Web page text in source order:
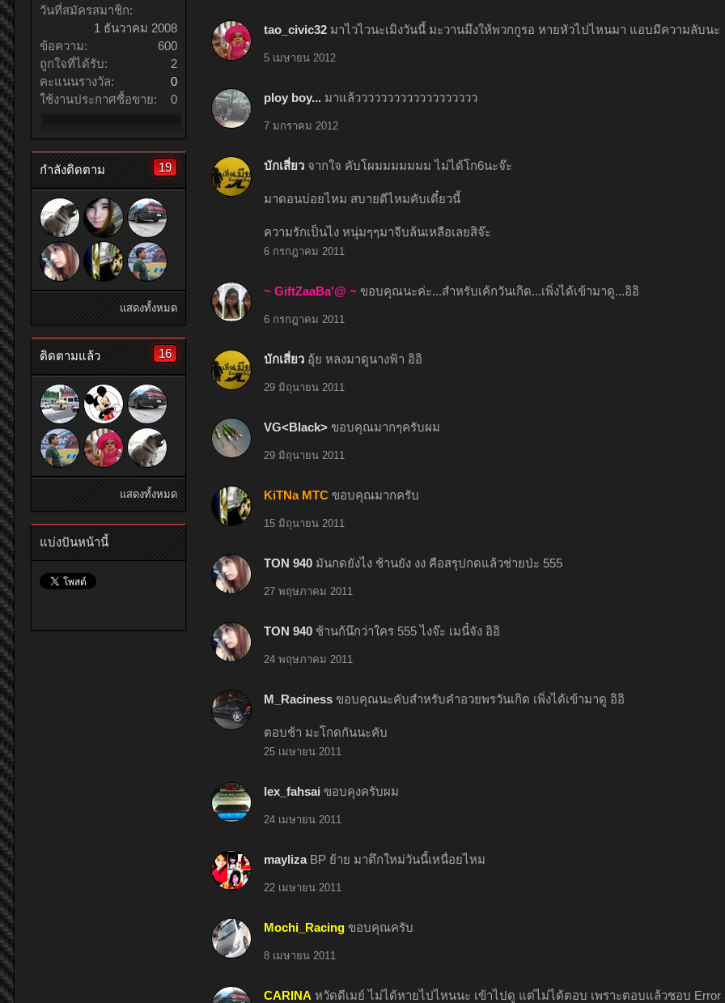
วันที่สมัครสมาชิก:
1 ธันวาคม 2008
ข้อความ:
600
ถูกใจที่ได้รับ:
2
คะแนนรางวัล:
0
ใช้งานประกาศซื้อขาย:
0
กำลังติดตาม 19
แสดงทั้งหมด
ติดตามแล้ว 16
แสดงทั้งหมด
แบ่งปันหน้านี้
tao_civic32 มาไวไวนะเมิงวันนี้ มะวานมึงให้พวกกูรอ หายหัวไปไหนมา แอบมีความลับนะ
5 เมษายน 2012
ploy boy... มาแล้ววววววววววววววววววว
7 มกราคม 2012
บักเสี่ยว จากใจ คับโผมมมมมมม ไม่ได้โก6นะจ๊ะ
มาดอนบ่อยไหม สบายดีไหมคับเดี๋ยวนี้
ความรักเป็นไง หนุ่มๆๆมาจีบล้นเหลือเลยสิจ๊ะ
6 กรกฎาคม 2011
~ GiftZaaBa'@ ~ ขอบคุณนะค่ะ...สำหรับเค้กวันเกิด...เพิ่งได้เข้ามาดู...อิอิ
6 กรกฎาคม 2011
บักเสี่ยว อุ้ย หลงมาดูนางฟ้า อิอิ
29 มิถุนายน 2011
VG<Black> ขอบคุณมากๆครับผม
29 มิถุนายน 2011
KiTNa MTC ขอบคุณมากครับ
15 มิถุนายน 2011
TON 940 มันกดยังไง ช้านยัง งง คือสรุปกดแล้วช่ายป่ะ 555
27 พฤษภาคม 2011
TON 940 ช้านก้นึกว่าใคร 555 ไงจ๊ะ เมนี๋จัง อิอิ
24 พฤษภาคม 2011
M_Raciness ขอบคุณนะคับสำหรับคำอวยพรวันเกิด เพิ่งได้เข้ามาดู อิอิ
ตอบช้า มะโกดกันนะคับ
25 เมษายน 2011
lex_fahsai ขอบคุงครับผม
24 เมษายน 2011
mayliza BP ย้าย มาตึกใหม่วันนี้เหนื่อยไหม
22 เมษายน 2011
Mochi_Racing ขอบคุณครับ
8 เมษายน 2011
CARINA หวัดดีเมย์ ไม่ได้หายไปไหนนะ เข้าไปดู แต่ไม่ได้ตอบ เพราะตอบแล้วชอบ Error